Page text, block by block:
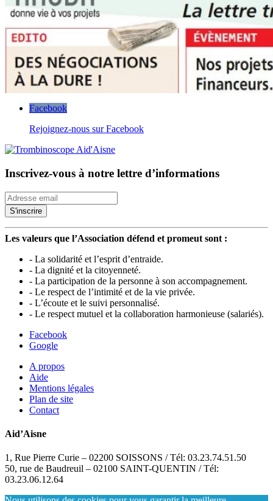
Facebook
Rejoignez-nous sur Facebook
Inscrivez-vous à notre lettre d’informations
Les valeurs que l’Association défend et promeut sont :
- La solidarité et l’esprit d’entraide.
- La dignité et la citoyenneté.
- La participation de la personne à son accompagnement.
- Le respect de l’intimité et de la vie privée.
- L’écoute et le suivi personnalisé.
- Le respect mutuel et la collaboration harmonieuse (salariés).
Facebook
Google
A propos
Aide
Mentions légales
Plan de site
Contact
Aid’Aisne
1, Rue Pierre Curie – 02200 SOISSONS / Tél: 03.23.74.51.50
50, rue de Baudreuil – 02100 SAINT-QUENTIN / Tél:
03.23.06.12.64